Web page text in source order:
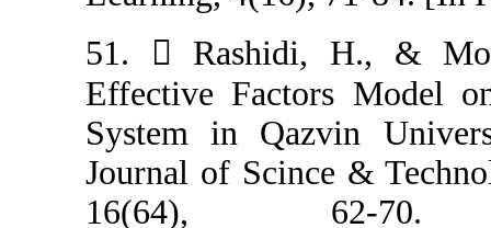
51. 
Effective
System in
Journal of
16(64),